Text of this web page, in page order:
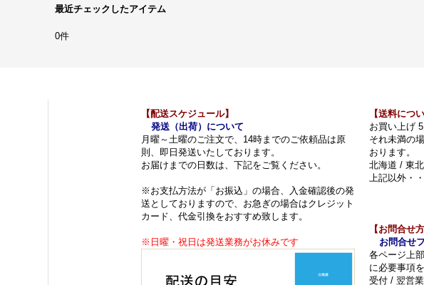
最近チェックしたアイテム
0件
【配送スケジュール】
発送（出荷）について
月曜～土曜のご注文で、14時までのご依頼品は原
則、即日発送いたしております。
お届けまでの日数は、下記をご覧ください。
※お支払方法が「お振込」の場合、入金確認後の発
送としておりますので、お急ぎの場合はクレジット
カード、代金引換をおすすめ致します。
※日曜・祝日は発送業務がお休みです
【送料につい
お買い上げ
それ未満の
おります。
北海道 / 東
上記以外・
【お問合せ方
お問合せ
各ページ上
に必要事項
受付 / 翌営